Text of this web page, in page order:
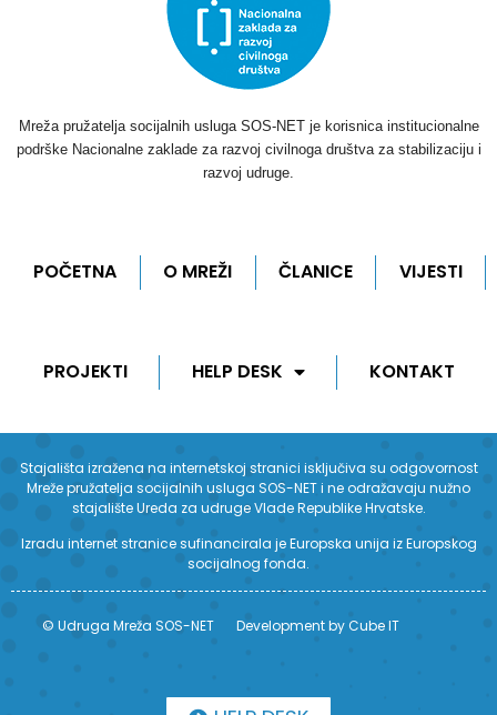
Mreža pružatelja socijalnih usluga SOS-NET je korisnica institucionalne
podrške Nacionalne zaklade za razvoj civilnoga društva za stabilizaciju i
razvoj udruge.
POČETNA O MREŽI ČLANICE VIJESTI
PROJEKTI HELP DESK KONTAKT
Stajališta izražena na internetskoj stranici isključiva su odgovornost
Mreže pružatelja socijalnih usluga SOS-NET i ne odražavaju nužno
stajalište Ureda za udruge Vlade Republike Hrvatske.
Izradu internet stranice sufinancirala je Europska unija iz Europskog
socijalnog fonda.
© Udruga Mreža SOS-NET Development by Cube IT